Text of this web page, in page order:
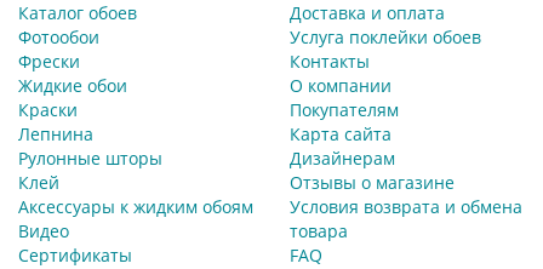
Каталог обоев
Фотообои
Фрески
Жидкие обои
Краски
Лепнина
Рулонные шторы
Клей
Аксессуары к жидким обоям
Видео
Сертификаты
Доставка и оплата
Услуга поклейки обоев
Контакты
О компании
Покупателям
Карта сайта
Дизайнерам
Отзывы о магазине
Условия возврата и обмена
товара
FAQ